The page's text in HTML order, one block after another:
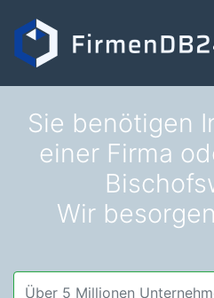
Sie benötigen
einer Firma
Wir